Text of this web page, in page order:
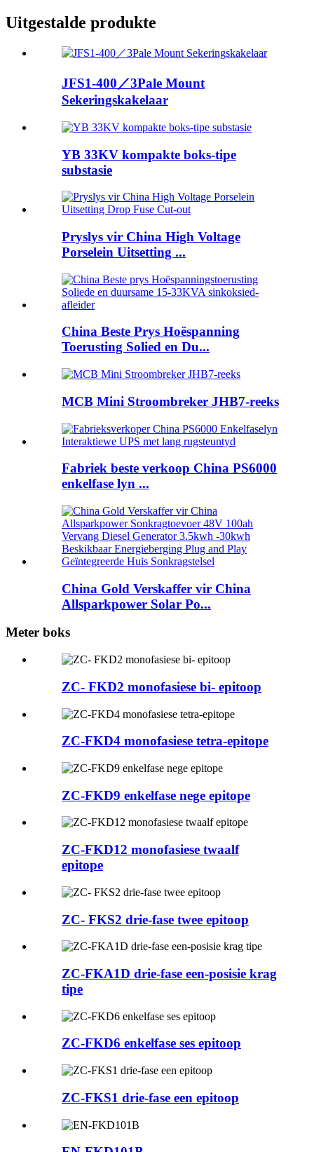
Uitgestalde produkte
JFS1-400／3Pale Mount
Sekeringskakelaar
YB 33KV kompakte boks-tipe
substasie
Pryslys vir China High Voltage
Porselein Uitsetting ...
China Beste Prys Hoëspanning
Toerusting Solied en Du...
MCB Mini Stroombreker JHB7-reeks
Fabriek beste verkoop China PS6000
enkelfase lyn ...
China Gold Verskaffer vir China
Allsparkpower Solar Po...
Meter boks
ZC- FKD2 monofasiese bi- epitoop
ZC-FKD4 monofasiese tetra-epitope
ZC-FKD9 enkelfase nege epitope
ZC-FKD12 monofasiese twaalf
epitope
ZC- FKS2 drie-fase twee epitoop
ZC-FKA1D drie-fase een-posisie krag
tipe
ZC-FKD6 enkelfase ses epitoop
ZC-FKS1 drie-fase een epitoop